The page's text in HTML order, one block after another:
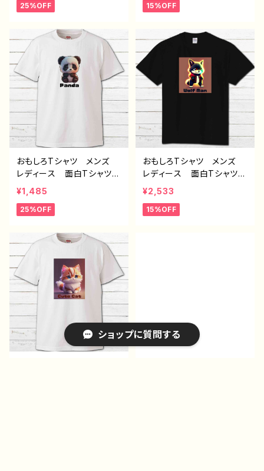
れ エモい メンズ レデ
め 人気 イラストレータ
ー 絵師 クリエイター
白 半袖シャツ コラボ
オリジナル デザイン グッ
ズ ノンブランド H-7
25%OFF
おおかみ 狼 オオカミ
イラストレーター クリエイ
ター 絵師 オリジナル
デザイン グッズ プリント
黒Tシャツ PBブランド
半袖 デザイン コラボ J
15%OFF
おもしろTシャツ メンズ
レディース 面白Tシャツ
かわいい おしゃれ 動
物 イラスト パンダ 個
性的 おすすめ 人気 イ
ー 絵師 オリジナル デ
ザイン グッズ プリント白
Tシャツ PBブランド 半
袖 デザイン コラボ H-
7
¥1,485
25%OFF
おもしろTシャツ メンズ
レディース 面白Tシャツ
かわいい おしゃれ 動
物 イラスト おおかみ
オオカミ 狼 個性的 お
¥2,533
15%OFF
ショップに質問する